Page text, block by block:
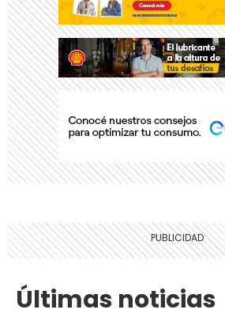
Últimas noticias